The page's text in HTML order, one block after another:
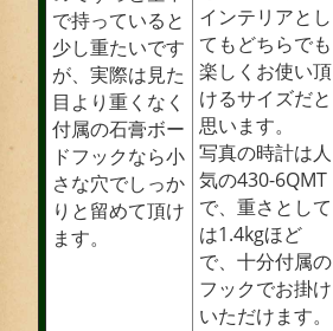
で持っていると
少し重たいです
が、実際は見た
目より重くなく
付属の石膏ボー
ドフックなら小
さな穴でしっか
りと留めて頂け
ます。
インテリアとし
てもどちらでも
楽しくお使い頂
けるサイズだと
思います。
写真の時計は人
気の430-6QMT
で、重さとして
は1.4kgほど
で、十分付属の
フックでお掛け
いただけます。